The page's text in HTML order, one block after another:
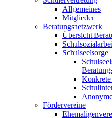
Allgemeines
Mitglieder
Beratungsnetzwerk
Übersicht
Schulseelsorge
Fördervereine